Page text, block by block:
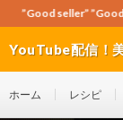
buyer” ”Good for
YouTube配信！
ホーム レシピ